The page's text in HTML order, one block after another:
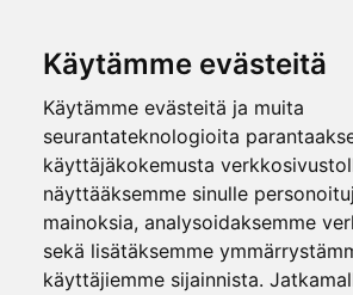
Käytämme evästeitä
Käytämme evästeitä ja muita
seurantateknologioita
käyttäjäkokemusta
näyttääksemme sinulle
mainoksia, analysoidaksemme
sekä lisätäksemme
käyttäjiemme sijainnista.